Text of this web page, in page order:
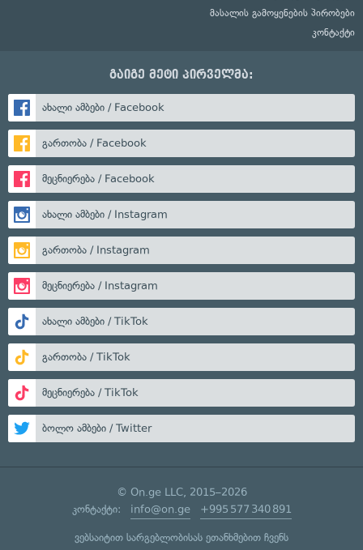
მასალის გამოყენების პირობები
კონტაქტი
გაიგე მეტი პირველმა:
ახალი ამბები / Facebook
გართობა / Facebook
მეცნიერება / Facebook
ახალი ამბები / Instagram
გართობა / Instagram
მეცნიერება / Instagram
ახალი ამბები / TikTok
გართობა / TikTok
მეცნიერება / TikTok
ბოლო ამბები / Twitter
© On.ge LLC, 2015–2026
კონტაქტი: info@on.ge +995 577 340 891
ვებსაიტით სარგებლობისას ეთანხმებით ჩვენს